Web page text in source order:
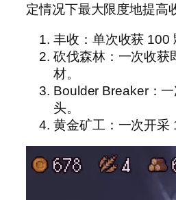
定情况下最大限度地提高
丰收：单次收获 100
砍伐森林：一次收获
材。
Boulder Breaker：
头。
黄金矿工：一次开采